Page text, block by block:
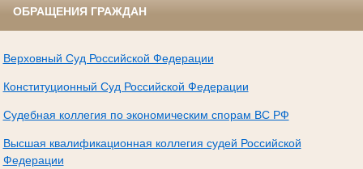
ОБРАЩЕНИЯ ГРАЖДАН
Верховный Суд Российской Федерации
Конституционный Суд Российской Федерации
Судебная коллегия по экономическим спорам ВС РФ
Высшая квалификационная коллегия судей Российской
Федерации